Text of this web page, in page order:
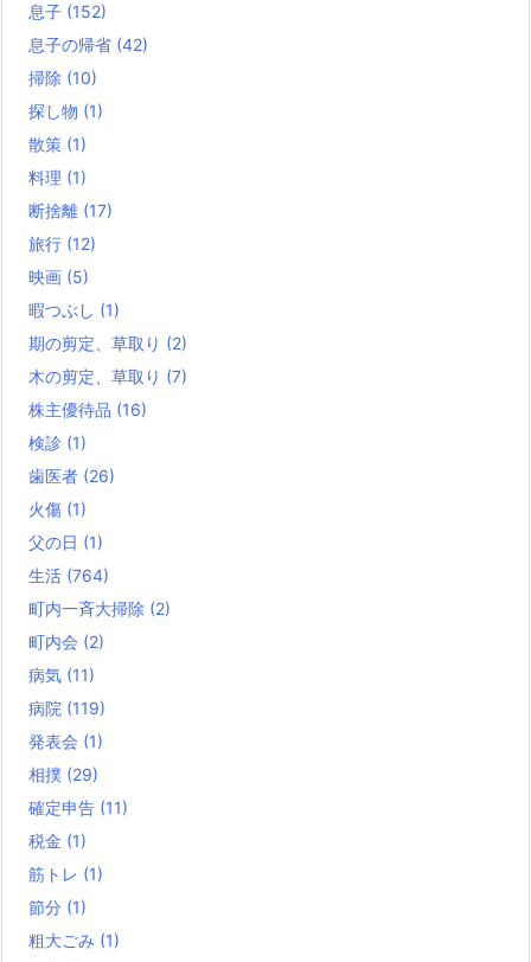
息子 (152)
息子の帰省 (42)
掃除 (10)
探し物 (1)
散策 (1)
料理 (1)
断捨離 (17)
旅行 (12)
映画 (5)
暇つぶし (1)
期の剪定、草取り (2)
木の剪定、草取り (7)
株主優待品 (16)
検診 (1)
歯医者 (26)
火傷 (1)
父の日 (1)
生活 (764)
町内一斉大掃除 (2)
町内会 (2)
病気 (11)
病院 (119)
発表会 (1)
相撲 (29)
確定申告 (11)
税金 (1)
筋トレ (1)
節分 (1)
粗大ごみ (1)